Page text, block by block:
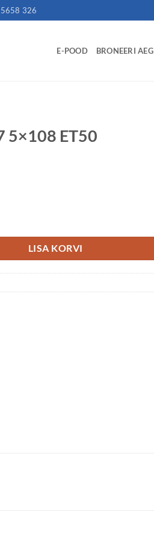
326
E-POOD BRONEERI AEG
5×108 ET50
LISA KORVI